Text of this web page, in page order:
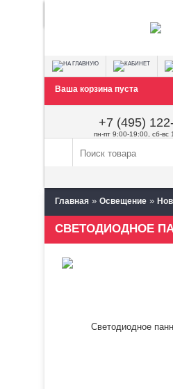
Ваша корзина пуста
+7 (495)
пн-пт 9:00-19:00, сб-вс
Главная » Освещение »